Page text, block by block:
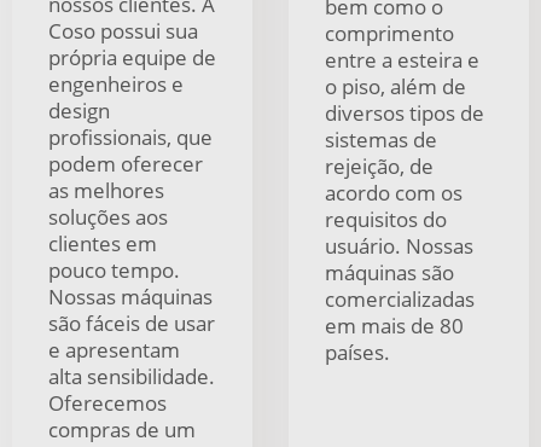
Coso possui sua
própria equipe de
engenheiros e
design
profissionais, que
podem oferecer
as melhores
soluções aos
clientes em
pouco tempo.
Nossas máquinas
são fáceis de usar
e apresentam
alta sensibilidade.
Oferecemos
compras de um
bem como o
comprimento
entre a esteira e
o piso, além de
diversos tipos de
sistemas de
rejeição, de
acordo com os
requisitos do
usuário. Nossas
máquinas são
comercializadas
em mais de 80
países.